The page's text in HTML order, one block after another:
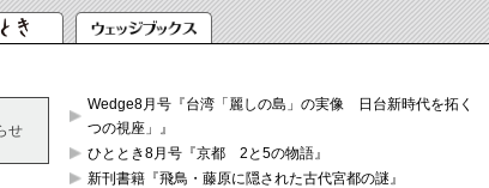
せ
Wedge8月号『台湾「麗しの島」の実像 日台新時代を拓く「3
つの視座」』
ひととき8月号『京都 2と5の物語』
新刊書籍『飛鳥・藤原に隠された古代宮都の謎』